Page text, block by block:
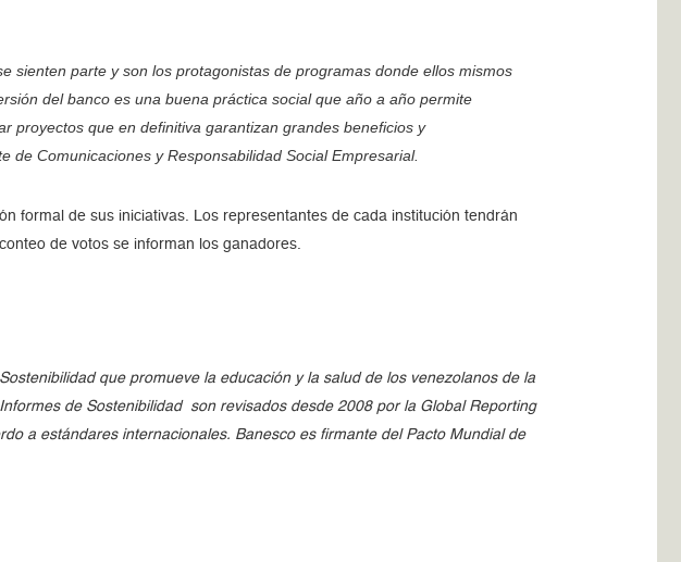
sienten parte y son los protagonistas de programas donde ellos mismos
del banco es una buena práctica social que año a año permite
proyectos que en definitiva garantizan grandes beneficios y
de Comunicaciones y Responsabilidad Social Empresarial.
formal de sus iniciativas. Los representantes de cada institución tendrán
de votos se informan los ganadores.
que promueve la educación y la salud de los venezolanos de la
de Sostenibilidad son revisados desde 2008 por la Global Reporting
a estándares internacionales. Banesco es firmante del Pacto Mundial de